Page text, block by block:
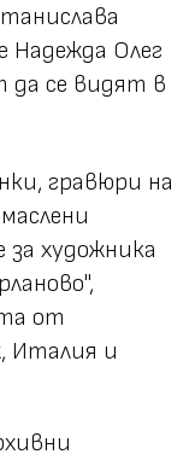
Надежда Олег
да се видят в
гравюри на
художника
от
Италия и